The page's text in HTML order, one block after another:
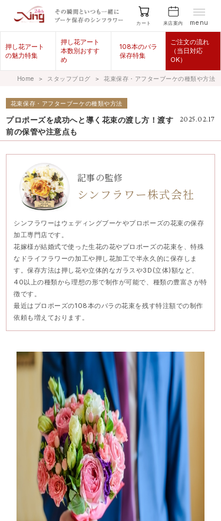
カート 来店案内 menu
押し花アート
の魅力特集
押し花アート
本数別おすす
め
108本のバラ
保存特集
ご注文の流れ
（当日対応
OK）
Home ＞ スタッフブログ ＞ 花束保存・アフターブーケの種類や方法
花束保存・アフターブーケの種類や方法
2025.02.17
プロポーズを成功へと導く花束の渡し方！渡す
前の保管や注意点も​
記事の監修
シンフラワー株式会社
シンフラワーはウェディングブーケやプロポーズの花束の保存
加工専門店です。
花嫁様が結婚式で使った生花の花やプロポーズの花束を、特殊
なドライフラワーの加工や押し花加工で半永久的に保存しま
す。保存方法は押し花や立体的なガラスや3D(立体)額など、
40以上の種類から理想の形で制作が可能で、種類の豊富さが特
徴です。
最近はプロポーズの108本のバラの花束を残す特注額での制作
依頼も増えております。